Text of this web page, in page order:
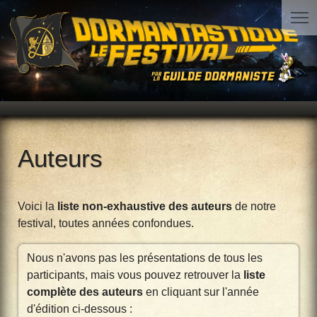
Auteurs
Voici la liste non-exhaustive des auteurs de notre
festival, toutes années confondues.
Nous n'avons pas les présentations de tous les
participants, mais vous pouvez retrouver la liste
complète des auteurs en cliquant sur l'année
d'édition ci-dessous :